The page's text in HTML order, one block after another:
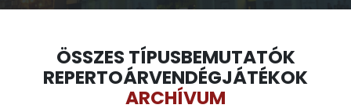
ÖSSZES TÍPUSBEMUTATÓK
REPERTOÁRVENDÉGJÁTÉKOK
ARCHÍVUM